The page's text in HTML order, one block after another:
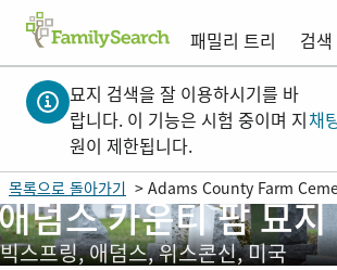
패밀리 트리 검색
묘지 검색을 잘 이용하시기를 바
랍니다. 이 기능은 시험 중이며 지
원이 제한됩니다.
채
목록으로 돌아가기 > Adams County Farm
덤스 카운티 팜 묘지
빅스프링, 애덤스, 위스콘신, 미국